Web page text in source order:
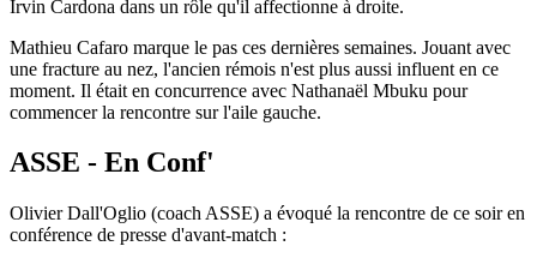
Irvin Cardona dans un rôle qu'il affectionne à droite.
Mathieu Cafaro marque le pas ces dernières semaines. Jouant avec
une fracture au nez, l'ancien rémois n'est plus aussi influent en ce
moment. Il était en concurrence avec Nathanaël Mbuku pour
commencer la rencontre sur l'aile gauche.
ASSE - En Conf'
Olivier Dall'Oglio (coach ASSE) a évoqué la rencontre de ce soir en
conférence de presse d'avant-match :